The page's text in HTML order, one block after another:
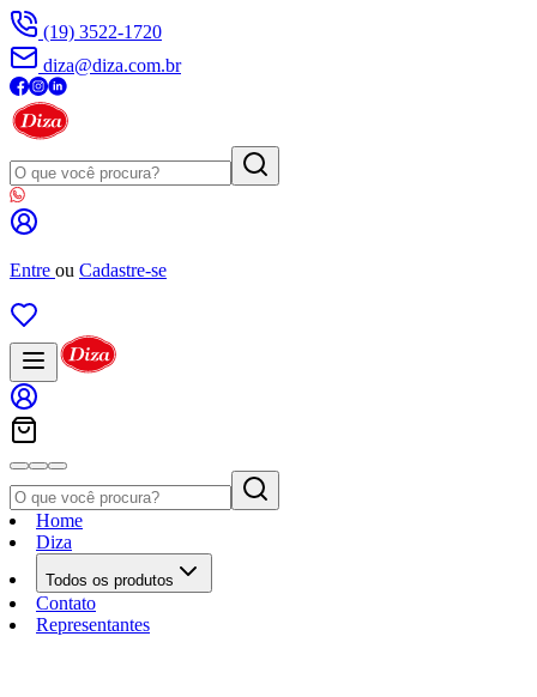
(19) 3522-1720
diza@diza.com.br
Entre ou Cadastre-se
Home
Diza
Todos os produtos
Contato
Representantes